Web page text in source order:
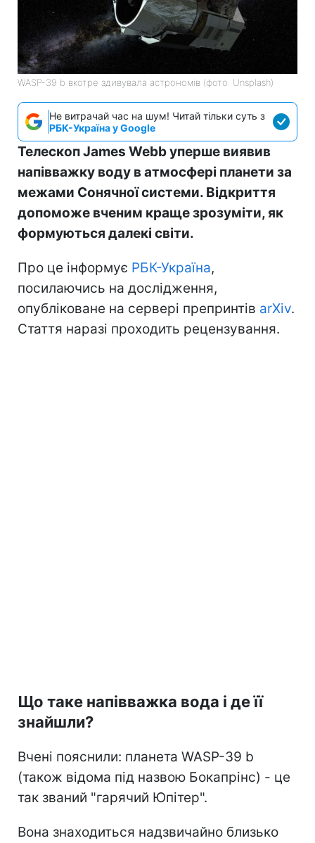
WASP-39 b вкотре здивувала астрономів (фото: Unsplash)
Не витрачай час на шум! Читай тільки суть з
РБК-Україна у Google
Телескоп James Webb уперше виявив
напівважку воду в атмосфері планети за
межами Сонячної системи. Відкриття
допоможе вченим краще зрозуміти, як
формуються далекі світи.
Про це інформує РБК-Україна,
посилаючись на дослідження,
опубліковане на сервері препринтів arXiv.
Стаття наразі проходить рецензування.
Що таке напівважка вода і де її
знайшли?
Вчені пояснили: планета WASP-39 b
(також відома під назвою Бокапрінс) - це
так званий "гарячий Юпітер".
Вона знаходиться надзвичайно близько